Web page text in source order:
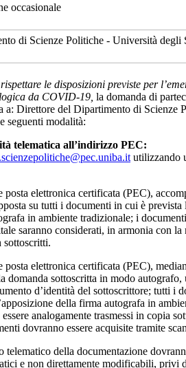
occasionale
di Scienze Politiche - Università
le disposizioni previste per
da COVID-19, la domanda di
a: Direttore del Dipartimento di Scienze
seguenti modalità:
telematica all’indirizzo PEC:
utilizzando
elettronica certificata (PEC),
su tutti i documenti in cui è prevista
in ambiente tradizionale; i
saranno considerati, in armonia con la
sottoscritti.
elettronica certificata (PEC),
domanda sottoscritta in modo autografo,
d’identità del sottoscrittore; tutti i
della firma autografa in
analogamente trasmessi in copia
dovranno essere acquisite tramite
telematico della documentazione
e non direttamente modificabili, privi